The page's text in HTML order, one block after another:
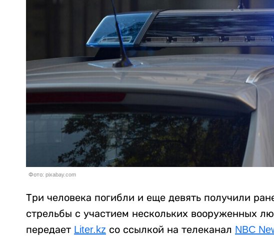
Фото: pixabay.com
Три человека погибли и еще девять получили
стрельбы с участием нескольких вооруженных
передает Liter.kz со ссылкой на телеканал NBC